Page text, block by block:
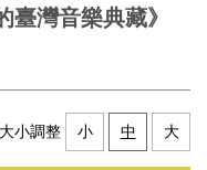
臺灣音樂典藏》
小調整 小 中 大